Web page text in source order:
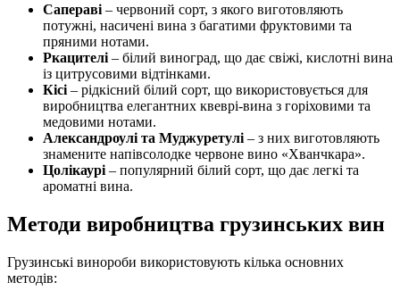
Сапераві – червоний сорт, з якого виготовляють
потужні, насичені вина з багатими фруктовими та
пряними нотами.
Ркацителі – білий виноград, що дає свіжі, кислотні вина
із цитрусовими відтінками.
Кісі – рідкісний білий сорт, що використовується для
виробництва елегантних квеврі-вина з горіховими та
медовими нотами.
Александроулі та Муджуретулі – з них виготовляють
знамените напівсолодке червоне вино «Хванчкара».
Цолікаурі – популярний білий сорт, що дає легкі та
ароматні вина.
Методи виробництва грузинських вин
Грузинські винороби використовують кілька основних
методів: